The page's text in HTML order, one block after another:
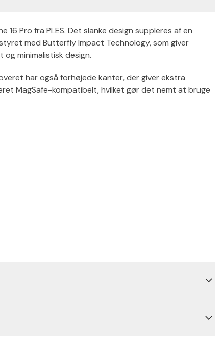
Pro fra PLES. Det slanke design suppleres af en
med Butterfly Impact Technology, som giver
minimalistisk design.
har også forhøjede kanter, der giver ekstra
MagSafe-kompatibelt, hvilket gør det nemt at bruge